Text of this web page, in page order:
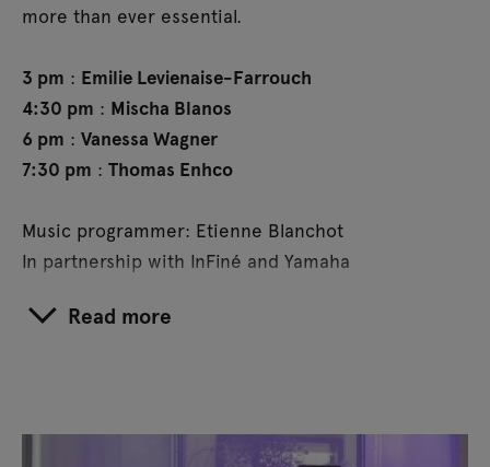
more than ever essential.
3 pm : Emilie Levienaise-Farrouch
4:30 pm : Mischa Blanos
6 pm : Vanessa Wagner
7:30 pm : Thomas Enhco
Music programmer: Etienne Blanchot
In partnership with InFiné and Yamaha
Read more